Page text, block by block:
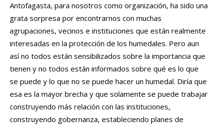
Antofagasta, para nosotros como organización, ha sido una
grata sorpresa por encontrarnos con muchas
agrupaciones, vecinos e instituciones que están realmente
interesadas en la protección de los humedales. Pero aun
así no todos están sensibilizados sobre la importancia que
tienen y no todos están informados sobre qué es lo que
se puede y lo que no se puede hacer un humedal. Diría que
esa es la mayor brecha y que solamente se puede trabajar
construyendo más relación con las instituciones,
construyendo gobernanza, estableciendo planes de